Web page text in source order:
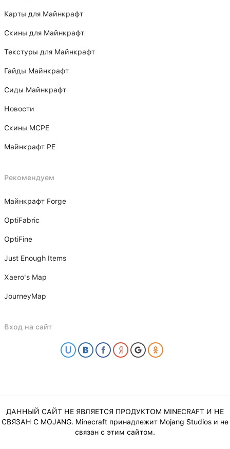
Карты для Майнкрафт
Скины для Майнкрафт
Текстуры для Майнкрафт
Гайды Майнкрафт
Сиды Майнкрафт
Новости
Скины MCPE
Майнкрафт PE
Рекомендуем
Майнкрафт Forge
OptiFabric
OptiFine
Just Enough Items
Xаero's Mаp
JourneyMap
Вход на сайт
ДАННЫЙ САЙТ НЕ ЯВЛЯЕТСЯ ПРОДУКТОМ MINECRAFT И НЕ
СВЯЗАН С MOJANG. Minecraft принадлежит Mojang Studios и не
связан с этим сайтом.